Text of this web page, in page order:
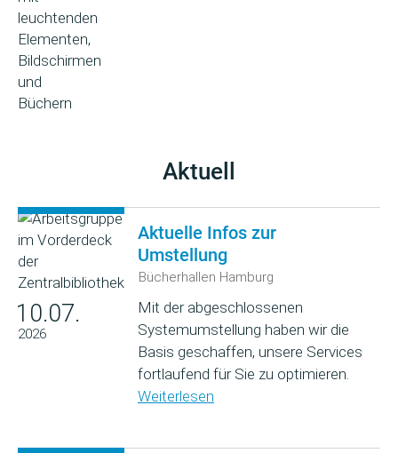
Aktuell
10.07.
2026
Aktuelle Infos zur
Umstellung
Bücherhallen Hamburg
Mit der abgeschlossenen
Systemumstellung haben wir die
Basis geschaffen, unsere Services
fortlaufend für Sie zu optimieren.
Weiterlesen